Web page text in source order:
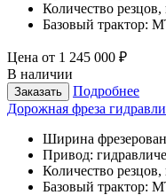
Количество резцов,
Базовый трактор:
Цена от 1 245 000 ₽
В наличии
Заказать
Подробнее
Дорожная фреза
Ширина
Привод:
Количество резцов,
Базовый трактор: